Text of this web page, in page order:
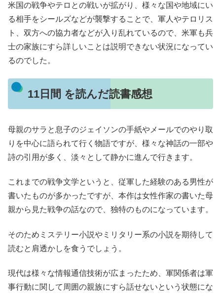
米国の戦争やテロとの戦いが拡がり、様々な国や地域にい
る相手をシールズなどが襲撃することで、軍人やテロリス
ト、双方への協力者などが入り乱れているので、米軍も兵
士の家族にすら詳しいことは説明できない状況になってい
るのでした。
11日間 を読んだ読書感想
母親のサラと息子のジェイソンの手紙やメールでのやり取
りを中心に語られて行く物語ですが、様々な神話の一部や
詩の引用が多く、淡々として静かに進んで行きます。
これまでの戦争文学というと、従軍した経験のある男性が
書いたものが多かったですが、本作は女性作家の書いた母
親から見た戦争の話なので、独特のものになっています。
そのためミステリー小説やミリタリー系の小説を期待して
読むと肩透かしを食うでしょう。
現代は様々な情報通信技術が広まったため、軍関係者は軍
事行動に関して周囲の親族にすら話せないという状態にな